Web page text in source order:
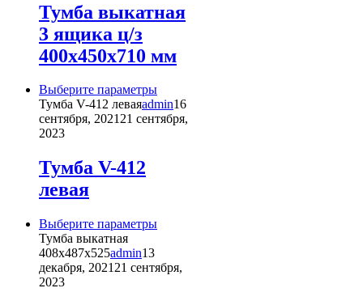
выбрать
товара.
Тумба выкатная
3 ящика ц/з
400х450х710 мм
Выберите параметрыЭтот
товар
имеет
странице
товара.
Тумба V-412 леваяadmin16
сентября, 202121 сентября,
2023
Тумба V-412
левая
Выберите параметрыЭтот
несколько
Тумба выкатная
408х487х525admin13
декабря, 2021 21 сентября,
2023